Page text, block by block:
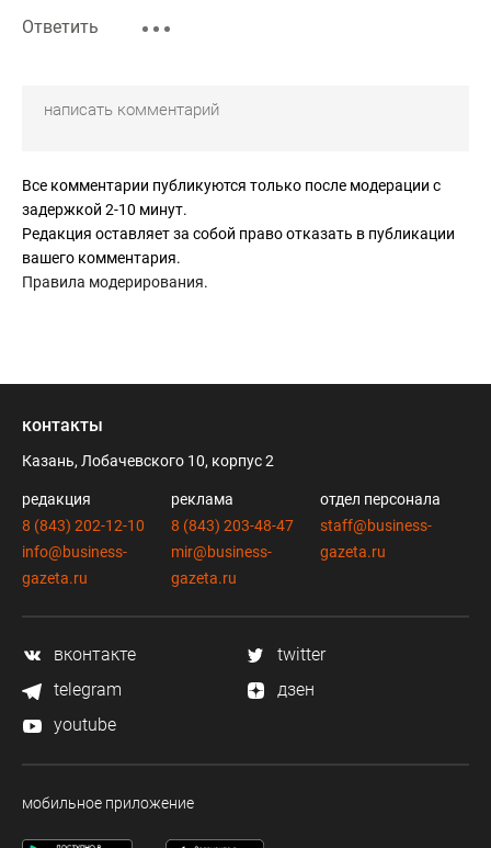
Ответить
Все комментарии публикуются только после модерации с
задержкой 2-10 минут.
Редакция оставляет за собой право отказать в публикации
вашего комментария.
Правила модерирования.
контакты
Казань, Лобачевского 10, корпус 2
редакция
8 (843) 202-12-10
info@business-
gazeta.ru
реклама
8 (843) 203-48-47
mir@business-
gazeta.ru
отдел персонала
staff@business-
gazeta.ru
вконтакте
twitter
telegram
дзен
youtube
мобильное приложение